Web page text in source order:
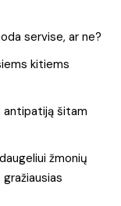
servise, ar ne?
kitiems
antipatiją šitam
žmonių